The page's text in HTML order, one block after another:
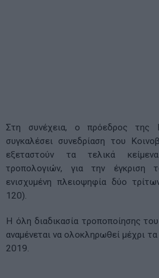
Στη συνέχεια, ο πρόεδρος
συγκαλέσει συνεδρίαση του
εξεταστούν τα τελικά
τροπολογιών, για την έγκριση
ενισχυμένη πλειοψηφία δύο
120).
Η όλη διαδικασία τροποποίησης
αναμένεται να ολοκληρωθεί μέχρι
2019.